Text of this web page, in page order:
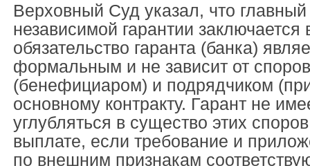
Верховный Суд указал, что
независимой гарантии заключается
обязательство гаранта (банка)
формальным и не зависит от
(бенефициаром) и подрядчиком
основному контракту. Гарант не
углубляться в существо этих
выплате, если требование и
по внешним признакам